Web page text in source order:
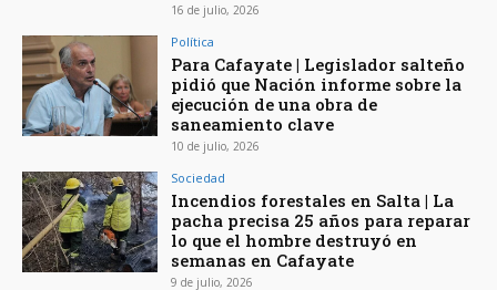
16 de julio, 2026
Política
Para Cafayate | Legislador salteño
pidió que Nación informe sobre la
ejecución de una obra de
saneamiento clave
10 de julio, 2026
Sociedad
Incendios forestales en Salta | La
pacha precisa 25 años para reparar
lo que el hombre destruyó en
semanas en Cafayate
9 de julio, 2026